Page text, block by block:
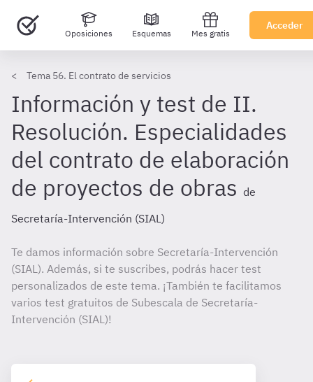
Oposiciones Esquemas Mes gratis
Acceder
Tema 56. El contrato de servicios
Información y test de II.
Resolución. Especialidades
del contrato de elaboración
de proyectos de obras de
Secretaría-Intervención (SIAL)
Te damos información sobre Secretaría-Intervención
(SIAL). Además, si te suscribes, podrás hacer test
personalizados de este tema. ¡También te facilitamos
varios test gratuitos de Subescala de Secretaría-
Intervención (SIAL)!